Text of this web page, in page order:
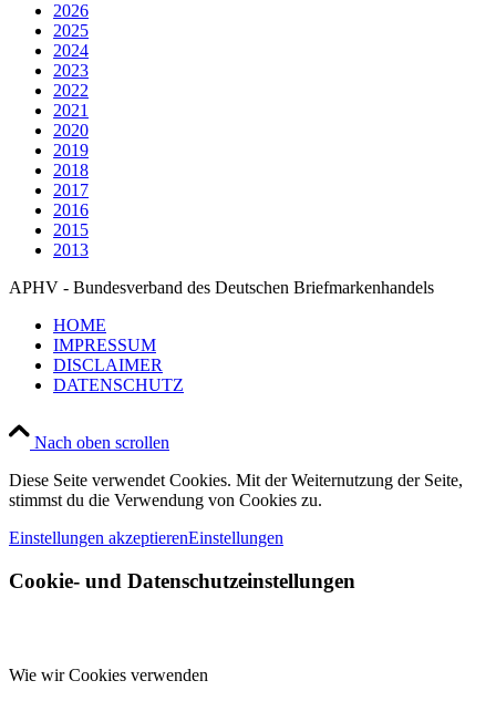
2026
2025
2024
2023
2022
2021
2020
2019
2018
2017
2016
2015
2013
APHV - Bundesverband des Deutschen Briefmarkenhandels
HOME
IMPRESSUM
DISCLAIMER
DATENSCHUTZ
Nach oben scrollen
Diese Seite verwendet Cookies. Mit der Weiternutzung der Seite,
stimmst du die Verwendung von Cookies zu.
Einstellungen akzeptierenEinstellungen
Cookie- und Datenschutzeinstellungen
Wie wir Cookies verwenden